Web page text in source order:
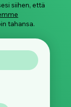
siihen, että
tahansa.